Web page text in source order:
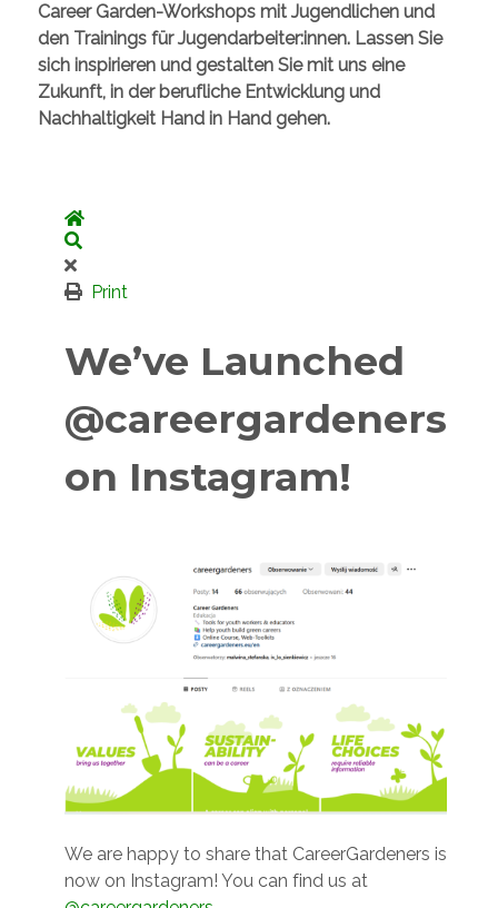
Career Garden-Workshops mit Jugendlichen und
den Trainings für Jugendarbeiter:innen. Lassen Sie
sich inspirieren und gestalten Sie mit uns eine
Zukunft, in der berufliche Entwicklung und
Nachhaltigkeit Hand in Hand gehen.
Home
Print
We’ve Launched
@careergardeners
on Instagram!
We are happy to share that CareerGardeners is
now on Instagram! You can find us at